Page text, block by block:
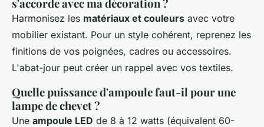
s'accorde avec ma décoration ?
Harmonisez les matériaux et couleurs avec votre
mobilier existant. Pour un style cohérent, reprenez les
finitions de vos poignées, cadres ou accessoires.
L'abat-jour peut créer un rappel avec vos textiles.
Quelle puissance d'ampoule faut-il pour une
lampe de chevet ?
Une ampoule LED de 8 à 12 watts (équivalent 60-